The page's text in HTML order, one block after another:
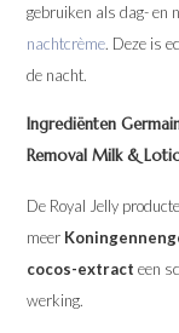
gebruiken als dag- en
nachtcrème. Deze is
de nacht.
Ingrediënten
Removal Milk &
De Royal Jelly
meer
cocos-extracteen
werking.